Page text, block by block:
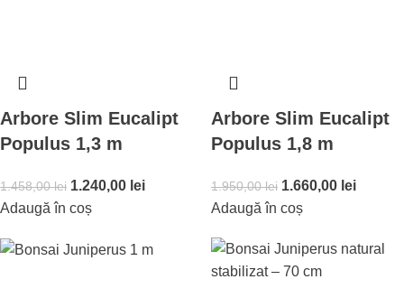
Arbore Slim Eucalipt
Populus 1,3 m
1.458,00lei 1.240,00 lei
Adaugă în coș
Arbore Slim Eucalipt
Populus 1,8 m
1.950,00lei 1.660,00 lei
Adaugă în coș